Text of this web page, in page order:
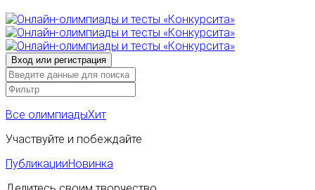
Все олимпиадыХит
Участвуйте и побеждайте
ПубликацииНовинка